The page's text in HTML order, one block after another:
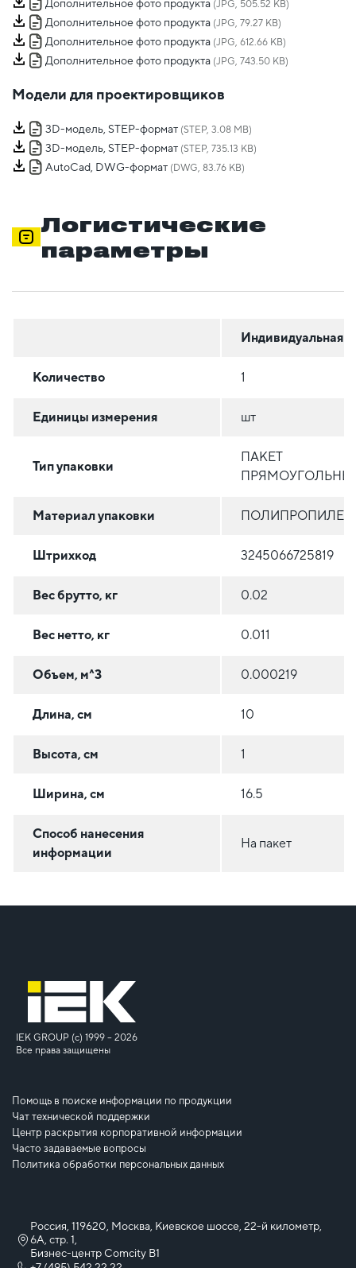
Дополнительное фото продукта (JPG, 505.52 KB)
Дополнительное фото продукта (JPG, 79.27 KB)
Дополнительное фото продукта (JPG, 612.66 KB)
Дополнительное фото продукта (JPG, 743.50 KB)
Модели для проектировщиков
3D-модель, STEP-формат (STEP, 3.08 MB)
3D-модель, STEP-формат (STEP, 735.13 KB)
AutoCad, DWG-формат (DWG, 83.76 KB)
Логистические
параметры
Индивидуальная
Количество 1
Единицы измерения шт
Тип упаковки
ПАКЕТ
Материал упаковки ПОЛИПРОПИЛЕН
Штрихкод 3245066725819
Вес брутто, кг 0.02
Вес нетто, кг 0.011
Объем, м^3 0.000219
Длина, см 10
Высота, см 1
Ширина, см 16.5
Способ нанесения
информации
На пакет
IEK GROUP (c) 1999 – 2026
Все права защищены
Помощь в поиске информации по продукции
Чат технической поддержки
Центр раскрытия корпоративной информации
Часто задаваемые вопросы
Политика обработки персональных данных
Россия, 119620, Москва, Киевское шоссе, 22-й километр,
6А, стр. 1,
Бизнес-центр Comcity B1